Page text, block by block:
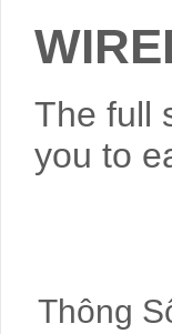
The full
you to
Thông